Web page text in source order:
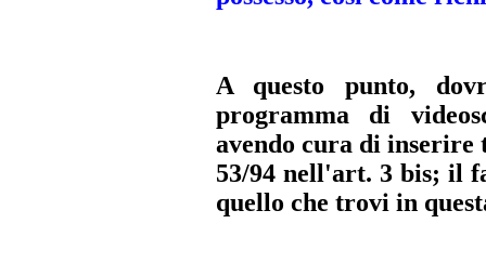
A questo punto,
programma di
avendo cura di
53/94 nell'art. 3 bis; il
quello che trovi in